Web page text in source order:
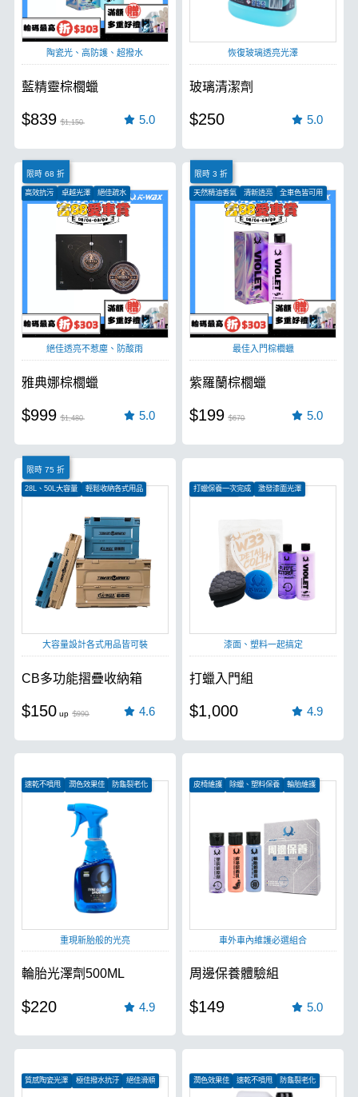
陶瓷光、高防護、超撥水
藍精靈棕櫚蠟
$839 $1,150 5.0
恢復玻璃透亮光澤
玻璃清潔劑
$250 5.0
限時 68 折
高效抗污 卓越光澤 絕佳疏水
絕佳透亮不惹塵、防酸雨
雅典娜棕櫚蠟
$999 $1,480 5.0
限時 3 折
天然精油香氣 清新透亮 全車色皆可用
最佳入門棕櫚蠟
紫羅蘭棕櫚蠟
$199 $670 5.0
限時 75 折
28L、50L大容量
輕鬆收納各式用品
大容量設計各式用品皆可裝
CB多功能摺疊收納箱
$150 $990 4.6
打蠟保養一次完成
激發漆面光澤
漆面、塑料一起搞定
打蠟入門組
$1,000 4.9
速乾不噴甩 潤色效果佳 防龜裂老化
重現新胎般的光亮
輪胎光澤劑500ML
$220 4.9
皮椅維護 除蠟、塑料保養 輪胎維護
車外車內維護必選組合
周邊保養體驗組
$149 5.0
質感陶瓷光澤 極佳撥水抗汙 絕佳滑順 潤色效果佳 速乾不噴甩 防龜裂老化